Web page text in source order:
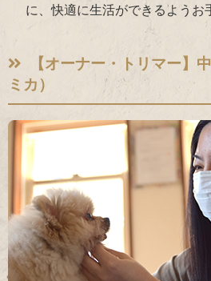
に、快適に生活ができるようお
【オーナー・トリマー】
ミカ）